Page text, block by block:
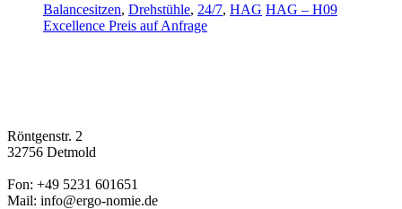
Balancesitzen, Drehstühle, 24/7, HAG HAG – H09
Excellence Preis auf Anfrage
Röntgenstr. 2
32756 Detmold
Fon: +49 5231 601651
Mail: info@ergo-nomie.de